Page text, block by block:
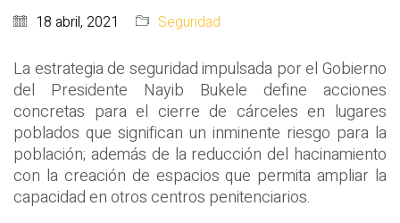
18 abril, 2021 Seguridad
La estrategia de seguridad impulsada por el Gobierno
del Presidente Nayib Bukele define acciones
concretas para el cierre de cárceles en lugares
poblados que significan un inminente riesgo para la
población; además de la reducción del hacinamiento
con la creación de espacios que permita ampliar la
capacidad en otros centros penitenciarios.